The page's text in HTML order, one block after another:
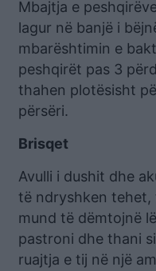
Mbajtja e
lagur në banjë i
mbarështimin e
peshqirët pas 3
thahen plotësisht
përsëri.
Brisqet
Avulli i dushit dhe
të ndryshken tehet,
mund të dëmtojnë
pastroni dhe thani
ruajtja e tij në një